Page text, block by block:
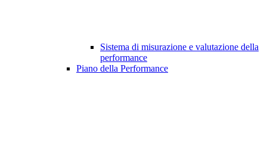
Sistema di misurazione e valutazione della
performance
Piano della Performance